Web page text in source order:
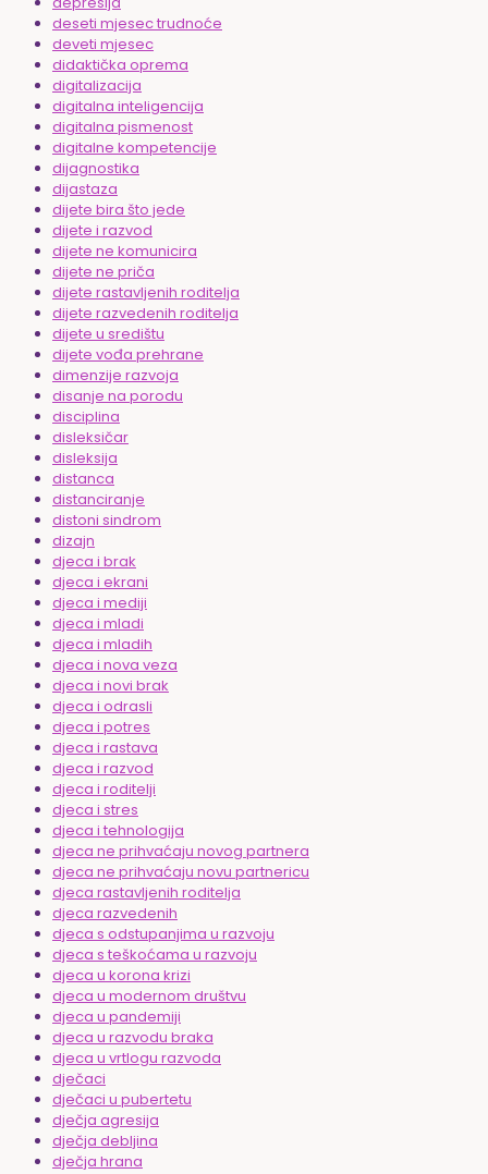
deseti mjesec trudnoće
deveti mjesec
didaktička oprema
digitalizacija
digitalna inteligencija
digitalna pismenost
digitalne kompetencije
dijagnostika
dijastaza
dijete bira što jede
dijete i razvod
dijete ne komunicira
dijete ne priča
dijete rastavljenih roditelja
dijete razvedenih roditelja
dijete u središtu
dijete vođa prehrane
dimenzije razvoja
disanje na porodu
disciplina
disleksičar
disleksija
distanca
distanciranje
distoni sindrom
dizajn
djeca i brak
djeca i ekrani
djeca i mediji
djeca i mladi
djeca i mladih
djeca i nova veza
djeca i novi brak
djeca i odrasli
djeca i potres
djeca i rastava
djeca i razvod
djeca i roditelji
djeca i stres
djeca i tehnologija
djeca ne prihvaćaju novog partnera
djeca ne prihvaćaju novu partnericu
djeca rastavljenih roditelja
djeca razvedenih
djeca s odstupanjima u razvoju
djeca s teškoćama u razvoju
djeca u korona krizi
djeca u modernom društvu
djeca u pandemiji
djeca u razvodu braka
djeca u vrtlogu razvoda
dječaci
dječaci u pubertetu
dječja agresija
dječja debljina
dječja hrana